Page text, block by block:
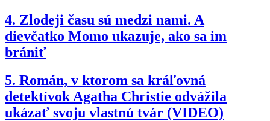
4. Zlodeji času sú medzi nami. A
dievčatko Momo ukazuje, ako sa im
brániť
5. Román, v ktorom sa kráľovná
detektívok Agatha Christie odvážila
ukázať svoju vlastnú tvár (VIDEO)